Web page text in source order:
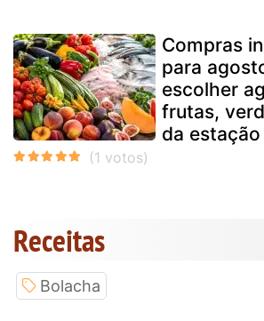
Compras
para
escolher
frutas,
da estação
Receitas
Bolacha